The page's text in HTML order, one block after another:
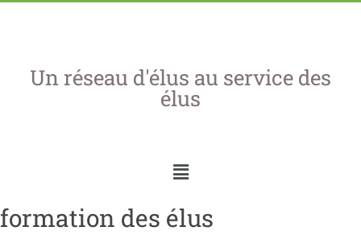
Un réseau d'élus au service des
élus
formation des élus